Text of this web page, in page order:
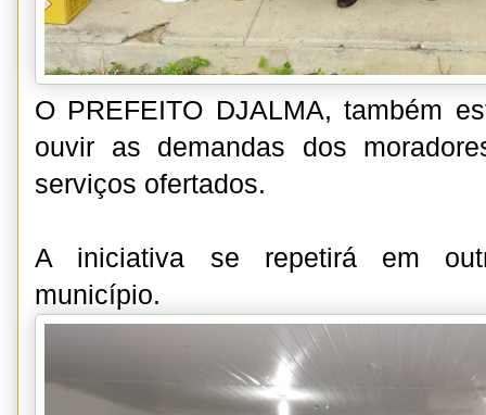
O PREFEITO DJALMA, também
ouvir as demandas dos
serviços ofertados.
A iniciativa se repetirá em
município.